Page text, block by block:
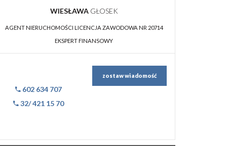
WIESŁAWA GŁOSEK
AGENT NIERUCHOMOŚCI LICENCJA ZAWODOWA NR 20714
EKSPERT FINANSOWY
602 634 707
32/ 421 15 70
zostaw wiadomość